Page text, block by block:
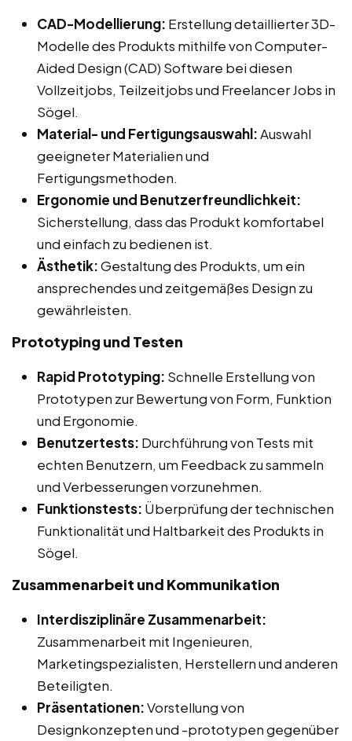
CAD-Modellierung: Erstellung detaillierter 3D-
Modelle des Produkts mithilfe von Computer-
Aided Design (CAD) Software bei diesen
Vollzeitjobs, Teilzeitjobs und Freelancer Jobs in
Sögel.
Material- und Fertigungsauswahl:Auswahl
geeigneter Materialien und
Fertigungsmethoden.
Ergonomie und Benutzerfreundlichkeit:
Sicherstellung, dass das Produkt komfortabel
und einfach zu bedienen ist.
Ästhetik:Gestaltung des Produkts, um ein
ansprechendes und zeitgemäßes Design zu
gewährleisten.
Prototyping und Testen
Rapid Prototyping: Schnelle Erstellung von
Prototypen zur Bewertung von Form, Funktion
und Ergonomie.
Benutzertests: Durchführung von Tests mit
echten Benutzern, um Feedback zu sammeln
und Verbesserungen vorzunehmen.
Funktionstests: Überprüfung der technischen
Funktionalität und Haltbarkeit des Produkts in
Sögel.
Zusammenarbeit und Kommunikation
Interdisziplinäre Zusammenarbeit:
Zusammenarbeit mit Ingenieuren,
Marketingspezialisten, Herstellern und anderen
Beteiligten.
Präsentationen:Vorstellung von
Designkonzepten und -prototypen gegenüber